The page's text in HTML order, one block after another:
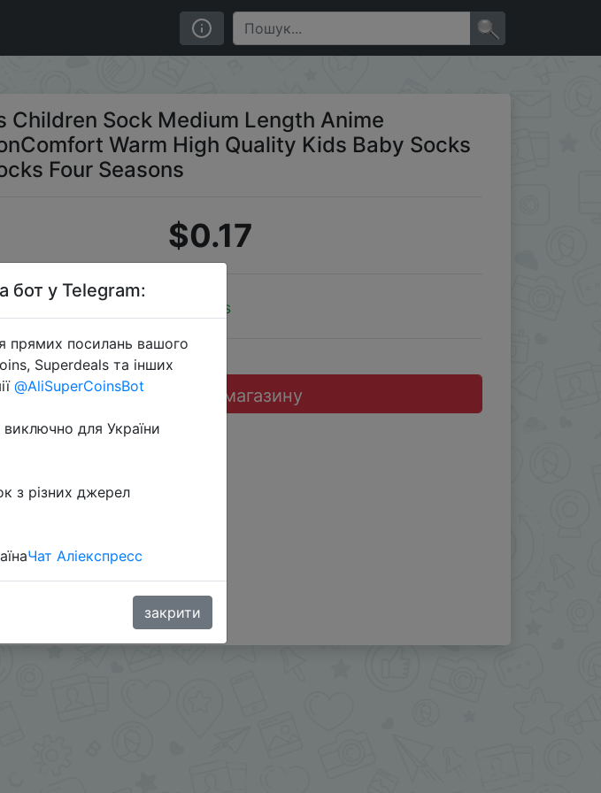
Kids Baby Socks Boy Socks Four Seasons
Children Sock Medium Length Anime
Warm High Quality Kids Baby Socks
Four Seasons
$0.17
Coins
Перейти до магазину
бот у Telegram:
прямих посилань вашого
Superdeals та інших
@AliSuperCoinsBot
для України
з різних джерел
Чат Аліекспресс
закрити